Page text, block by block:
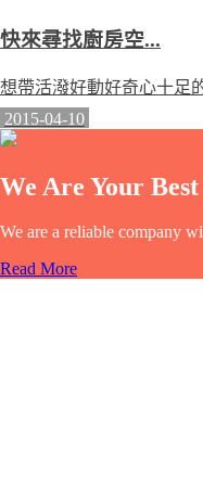
快來尋找廚房空...
想帶活潑好動好奇心十足
2015-04-10
We Are Your Best
We are a reliable company
Read More